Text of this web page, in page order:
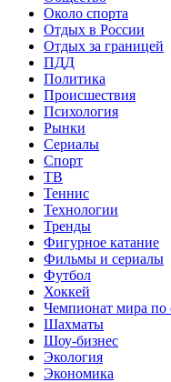
Около спорта
Отдых в России
Отдых за границей
ПДД
Политика
Происшествия
Психология
Рынки
Сериалы
Спорт
ТВ
Теннис
Технологии
Тренды
Фигурное катание
Фильмы и сериалы
Футбол
Хоккей
Чемпионат мира по
Шахматы
Шоу-бизнес
Экология
Экономика